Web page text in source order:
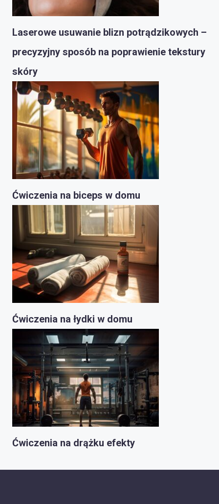
Laserowe usuwanie blizn potrądzikowych –
precyzyjny sposób na poprawienie tekstury
skóry
Ćwiczenia na biceps w domu
Ćwiczenia na łydki w domu
Ćwiczenia na drążku efekty